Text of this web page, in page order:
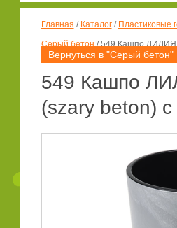
Главная / Каталог/ Пластиковые
Серый бетон/549 Кашпо ЛИЛИЯ
Вернуться в "Серый бетон"
549 Кашпо
(szary beton)